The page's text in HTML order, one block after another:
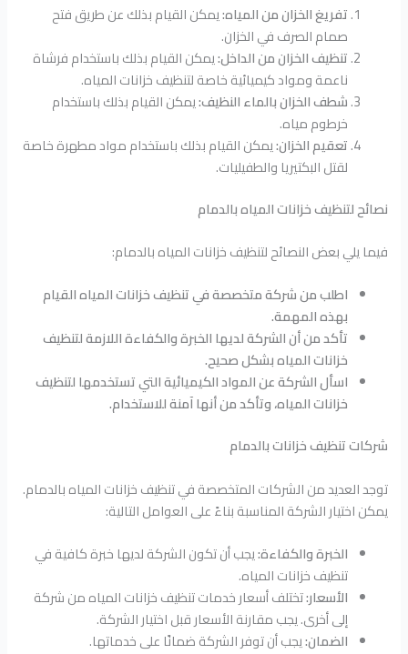
تفريغ الخزان من المياه:يمكن القيام بذلك عن طريق فتح
صمام الصرف في الخزان.
تنظيف الخزان من الداخل:يمكن القيام بذلك باستخدام فرشاة
ناعمة ومواد كيميائية خاصة لتنظيف خزانات المياه.
شطف الخزان بالماء النظيف:يمكن القيام بذلك باستخدام
خرطوم مياه.
تعقيم الخزان:يمكن القيام بذلك باستخدام مواد مطهرة خاصة
لقتل البكتيريا والطفيليات.
نصائح لتنظيف خزانات المياه بالدمام
فيما يلي بعض النصائح لتنظيف خزانات المياه بالدمام:
اطلب من شركة متخصصة في تنظيف خزانات المياه القيام
بهذه المهمة.
تأكد من أن الشركة لديها الخبرة والكفاءة اللازمة لتنظيف
خزانات المياه بشكل صحيح.
اسأل الشركة عن المواد الكيميائية التي تستخدمها لتنظيف
خزانات المياه، وتأكد من أنها آمنة للاستخدام.
شركات تنظيف خزانات بالدمام
توجد العديد من الشركات المتخصصة في تنظيف خزانات المياه بالدمام.
يمكن اختيار الشركة المناسبة بناءً على العوامل التالية:
الخبرة والكفاءة:يجب أن تكون الشركة لديها خبرة كافية في
تنظيف خزانات المياه.
الأسعار:تختلف أسعار خدمات تنظيف خزانات المياه من شركة
إلى أخرى. يجب مقارنة الأسعار قبل اختيار الشركة.
الضمان:يجب أن توفر الشركة ضمانًا على خدماتها.